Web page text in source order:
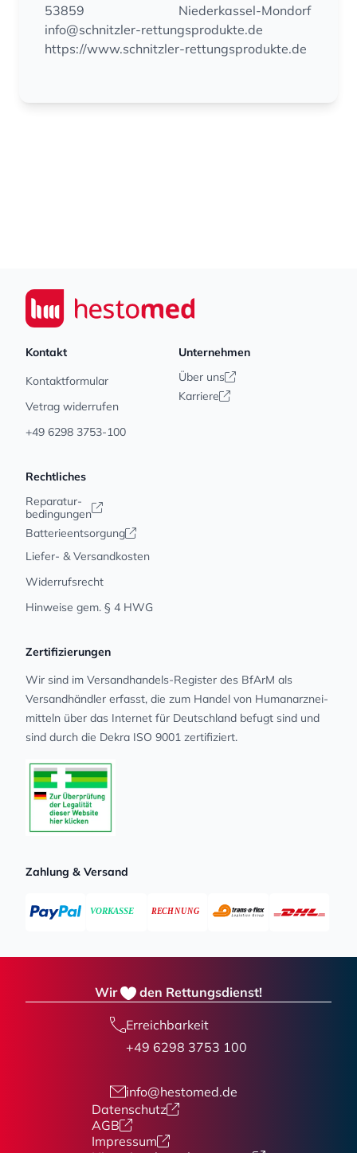
53859
Niederkassel-Mondorf
info@schnitzler-rettungsprodukte.de
https://www.schnitzler-rettungsprodukte.de
Seiwert GmbH
Kontakt
Kontaktformular
Vetrag widerrufen
+49 6298 3753-100
Unternehmen
Über uns
Karriere
Rechtliches
Reparatur-
bedingungen
Batterieentsorgung
Liefer- & Versandkosten
Widerrufsrecht
Hinweise gem. § 4 HWG
Zertifizierungen
Wir sind im Versandhandels-Register des BfArM als
Versandhändler erfasst, die zum Handel von Human­arz­nei­
mit­teln über das Internet für Deutschland befugt sind und
sind durch die Dekra ISO 9001 zertifiziert.
Zahlung & Versand
Wir den Rettungsdienst!
Erreichbarkeit
+49 6298 3753 100
info@hestomed.de
Datenschutz
AGB
Impressum